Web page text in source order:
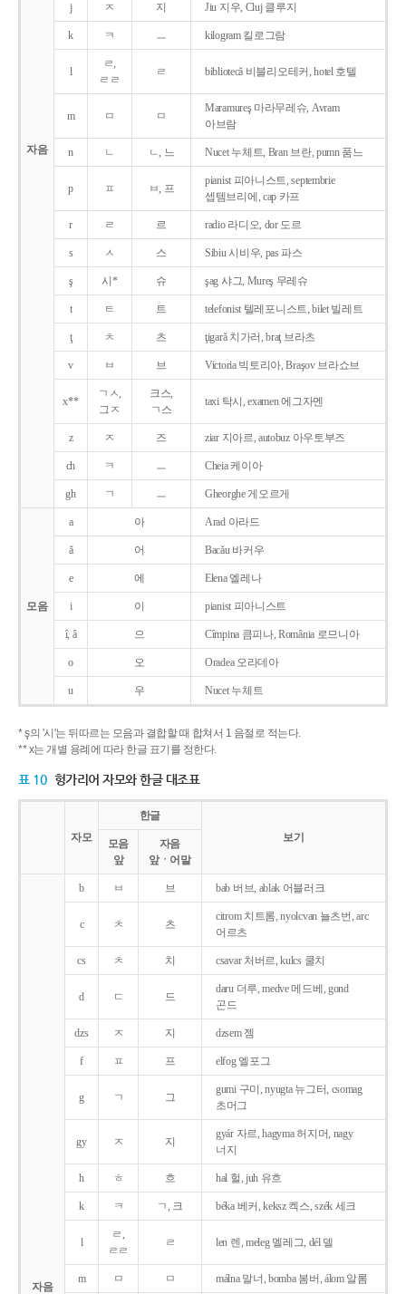
자음
j ㅈ 지 Jiu 지우, Cluj 클루지
k ㅋ ㅡ kilogram 킬로그람
l
ㄹ,
ㄹㄹ
ㄹ bibliotecǎ 비블리오테커, hotel 호텔
m ㅁ ㅁ
Maramureş 마라무레슈, Avram
아브람
n ㄴ ㄴ, 느 Nucet 누체트, Bran 브란, pumn 품느
p ㅍ ㅂ, 프
pianist 피아니스트, septembrie
셉템브리에, cap 카프
r ㄹ 르 radio 라디오, dor 도르
s ㅅ 스 Sibiu 시비우, pas 파스
ş 시* 슈 şag 샤그, Mureş 무레슈
t ㅌ 트 telefonist 텔레포니스트, bilet 빌레트
ţ ㅊ 츠 ţigarǎ 치가러, braţ 브라츠
v ㅂ 브 Victoria 빅토리아, Braşov 브라쇼브
x**
ㄱㅅ,
그ㅈ
크스,
ㄱ스
taxi 탁시, examen 에그자멘
z ㅈ 즈 ziar 지아르, autobuz 아우토부즈
ch ㅋ ㅡ Cheia 케이아
gh ㄱ ㅡ Gheorghe 게오르게
모음
a 아 Arad 아라드
ǎ 어 Bacǎu 바커우
e 에 Elena 엘레나
i 이 pianist 피아니스트
î, â 으 Cîmpina 큼피나, România 로므니아
o 오 Oradea 오라데아
u 우 Nucet 누체트
* ş의 '시'는 뒤따르는 모음과 결합할 때 합쳐서 1 음절로 적는다.
** x는 개별 용례에 따라 한글 표기를 정한다.
표 10 헝가리어 자모와 한글 대조표
자모
한글
보기
모음
앞
자음
앞ㆍ어말
자음
b ㅂ 브 bab 버브, ablak 어블러크
c ㅊ 츠
citrom 치트롬, nyolcvan 뇰츠번, arc
어르츠
cs ㅊ 치 csavar 처버르, kulcs 쿨치
d ㄷ 드
daru 더루, medve 메드베, gond
곤드
dzs ㅈ 지 dzsem 젬
f ㅍ 프 elfog 엘포그
g ㄱ 그
gumi 구미, nyugta 뉴그터, csomag
초머그
gy ㅈ 지
gyár 자르, hagyma 허지머, nagy
너지
h ㅎ 흐 hal 헐, juh 유흐
k ㅋ ㄱ, 크 béka 베커, keksz 켁스, szék 세크
l
ㄹ,
ㄹㄹ
ㄹ len 렌, meleg 멜레그, dél 델
m ㅁ ㅁ málna 말너, bomba 봄버, álom 알롬